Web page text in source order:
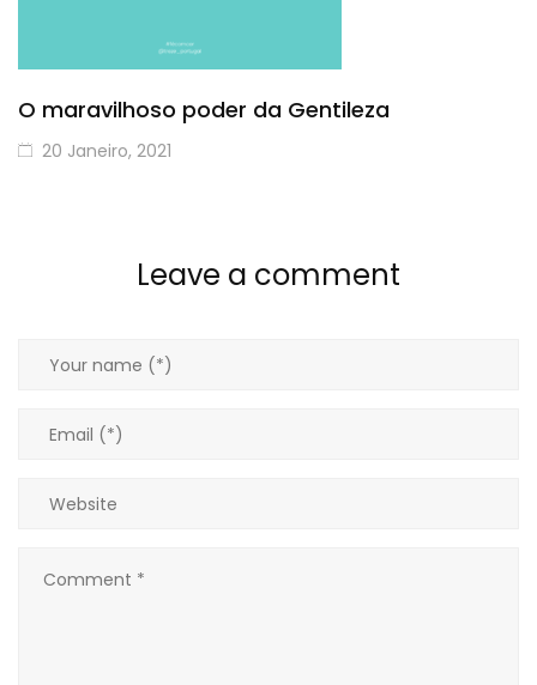
O maravilhoso poder da Gentileza
20 Janeiro, 2021
Leave a comment